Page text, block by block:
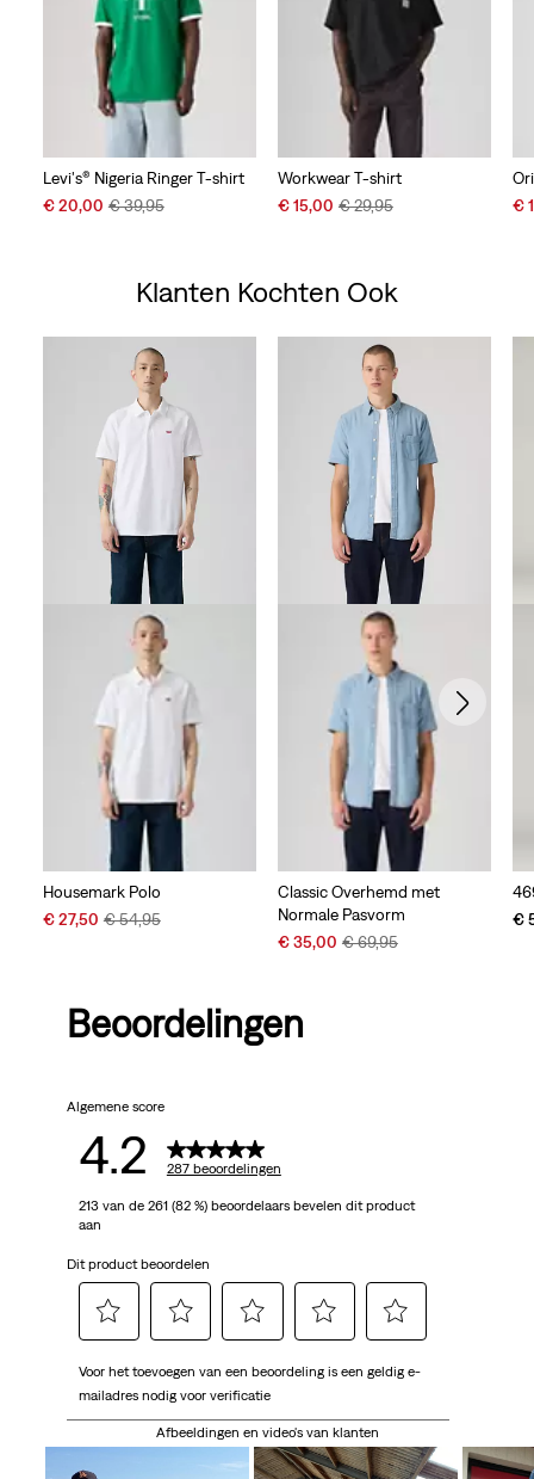
Levi's® Nigeria Ringer T-shirt
Sale
€ 20,00 Original
€ 39,95
Workwear T-shirt
Sale
€ 15,00 Original
€ 29,95 €
Klanten Kochten Ook
Housemark Polo
Sale
€ 27,50 Original
€ 54,95
Classic Overhemd met
Normale Pasvorm
Sale
€ 35,00 Original
€ 69,95
€
Beoordelingen
Algemene score
4.2 287 beoordelingen
213 van de 261 (82 %) beoordelaars bevelen dit product
aan
Dit product beoordelen
om
het
om
het
artikel
om
het
artikel
te
om
artikel
te
om
artikel
te
Voor het toevoegen van een beoordeling is een geldig e-
mailadres nodig voor verificatie
Afbeeldingen en video's van klanten